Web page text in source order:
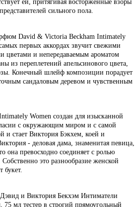
ей, притягивая восторженные взоры
сильного пола.
David & Victoria Beckham Intimately
первых аккордах звучит свежими
цветами и непередаваемым ароматом
из переплетений апельсинового цвета,
Конечный шлейф композиции порадует
сандаловым деревом и чувственным
Women создан для изысканной
с окружающим миром и с самой
и стает Виктория Бэкхем, коей и
- деловая дама, знаменитая певица,
она превосходно соединяет с ролью
это разнообразие женской
букет.
Дэвид и Виктория Бекхэм Интиматели
мл тестер в строгий прямоугольный